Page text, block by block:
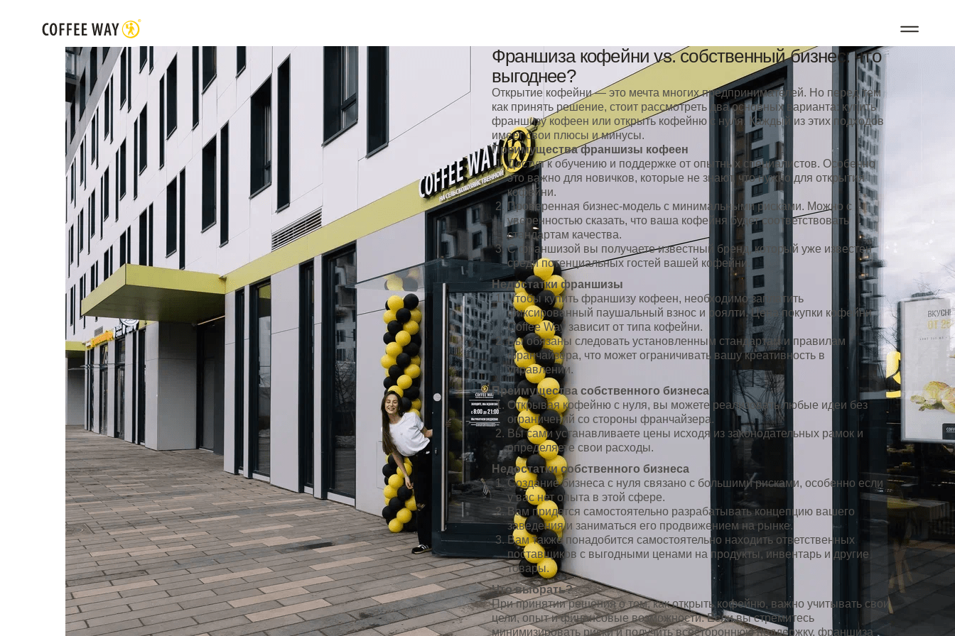
Франшиза кофейни vs. собственный бизнес: что
выгоднее?
Открытие кофейни — это мечта многих предпринимателей. Но перед тем
как принять решение, стоит рассмотреть два основных варианта: купить
франшизу кофеен или открыть кофейню с нуля. Каждый из этих подходов
имеет свои плюсы и минусы.
Преимущества франшизы кофеен
Доступ к обучению и поддержке от опытных специалистов. Особенно
это важно для новичков, которые не знают, что нужно для открытия
кофейни.
Проверенная бизнес-модель с минимальными рисками. Можно с
уверенностью сказать, что ваша кофейня будет соответствовать
стандартам качества.
С франшизой вы получаете известный бренд, который уже известен
среди потенциальных гостей вашей кофейни.
Недостатки франшизы
Чтобы купить франшизу кофеен, необходимо заплатить
фиксированный паушальный взнос и роялти. Цена покупки кофейни
Coffee Way зависит от типа кофейни.
Вы обязаны следовать установленным стандартам и правилам
франчайзера, что может ограничивать вашу креативность в
управлении.
Преимущества собственного бизнеса
Открывая кофейню с нуля, вы можете реализовать любые идеи без
ограничений со стороны франчайзера.
Вы сами устанавливаете цены исходя из законодательных рамок и
определяете свои расходы.
Недостатки собственного бизнеса
Создание бизнеса с нуля связано с большими рисками, особенно если
у вас нет опыта в этой сфере.
Вам придется самостоятельно разрабатывать концепцию вашего
заведения и заниматься его продвижением на рынке.
Вам также понадобится самостоятельно находить ответственных
поставщиков с выгодными ценами на продукты, инвентарь и другие
товары.
Что выбрать?
При принятии решения о том, как открыть кофейню, важно учитывать свои
цели, опыт и финансовые возможности. Если вы стремитесь
минимизировать риски и получить всестороннюю поддержку, франшиза